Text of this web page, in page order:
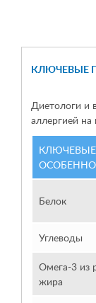
КЛЮЧЕВЫЕ
Диетологи и
аллергией
КЛЮЧЕВЫЕ
Белок
Углеводы
Омега-3 из
жира